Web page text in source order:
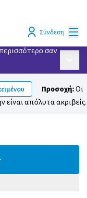
γλώσσας Σύνδεση
σαν
Προσοχή:Οι
απόλυτα ακριβείς.